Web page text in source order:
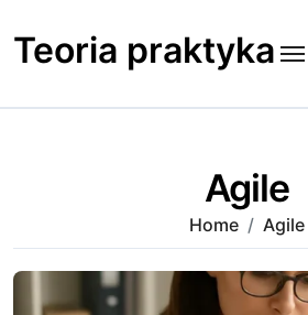
to
content
Teoria praktyka
Agile
Home Agile